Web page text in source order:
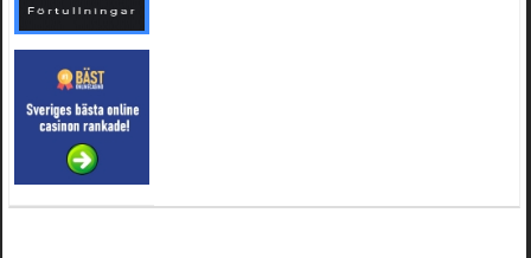
21 februari 2025 kl. 09:25:52
Oscar5:NÃ¥gon som vet vad man kan begÃ¤ra fÃ¶r en Honda TRX 350 FE 2005
4 februari 2025 kl. 19:20:50
Oscar5:44
4 februari 2025 kl. 19:15:36
Greger59:NÃ¤gon som vet har en Cetek 500 EFI
15 januari 2025 kl. 23:49:44
Mrhandsome:SÃÂ¶ker defekta/trasiga fyrhjulingar. Jag betalar bra och du kan nÃÂ¥